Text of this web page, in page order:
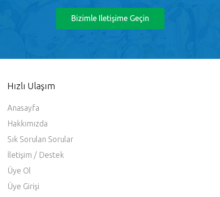
Bizimle Iletişime Geçin
Hızlı Ulaşım
Anasayfa
Hakkımızda
Sık Sorulan Sorular
İletişim / Destek
Üye Ol
Üye Girişi